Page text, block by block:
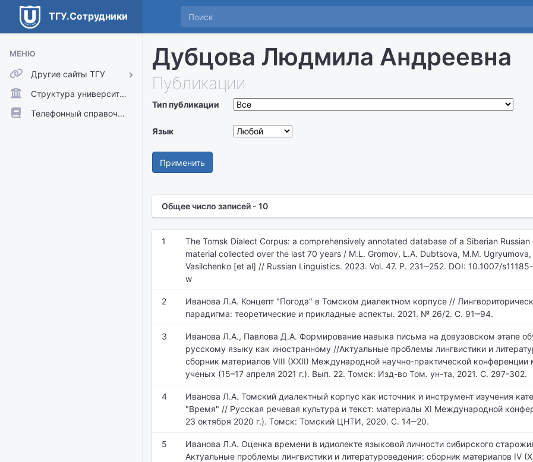
ТГУ.Сотрудники
МЕНЮ
Другие сайты ТГУ
ТГУ.Аккаунты
ТГУ.Расписание
Структура университета
Телефонный справочник
Дубцова Людмила Андреевна
Публикации
Тип публикации
Язык
Применить
Общее число записей - 10
1
The Tomsk Dialect Corpus: a comprehensively annotated database of a Siberian
material collected over the last 70 years / M.L. Gromov, L.A. Dubtsova, M.M. Ugryumova,
Vasilchenko [et al] // Russian Linguistics. 2023. Vol. 47. P. 231‒252. DOI: 10.1007/
w
2
Иванова Л.А. Концепт "Погода" в Томском диалектном корпусе //
парадигма: теоретические и прикладные аспекты. 2021. № 26/2. С. 91‒94.
3
Иванова Л.А., Павлова Д.А. Формирование навыка письма на довузовском этапе
русскому языку как иностранному //Актуальные проблемы лингвистики и
cборник материалов VIII (XXII) Международной научно-практической конференции
ученых (15–17 апреля 2021 г.). Вып. 22. Томск: Изд-во Том. ун-та, 2021. С. 297-302.
4
Иванова Л.А. Томский диалектный корпус как источник и инструмент изучения
"Время" // Русская речевая культура и текст: материалы XI Международной
23 октября 2020 г.). Томск: Томский ЦНТИ, 2020. С. 14‒20.
5
Иванова Л.А. Оценка времени в идиолекте языковой личности сибирского
Актуальные проблемы лингвистики и литературоведения: cборник материалов IV